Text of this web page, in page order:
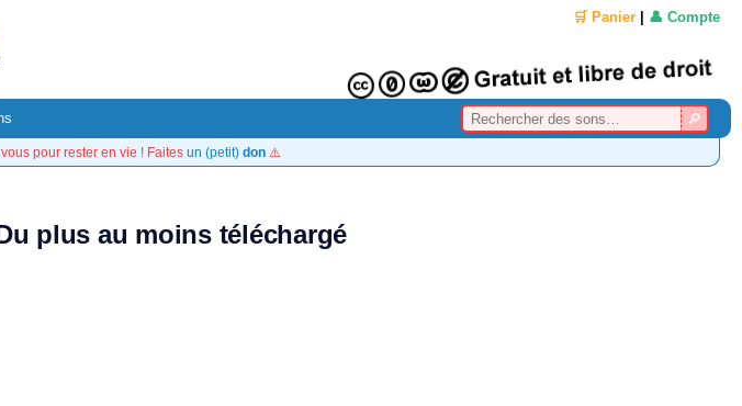
🛒 Panier 👤 Compte
pour rester en vie ! Faites un (petit) don ⚠️
plus au moins téléchargé